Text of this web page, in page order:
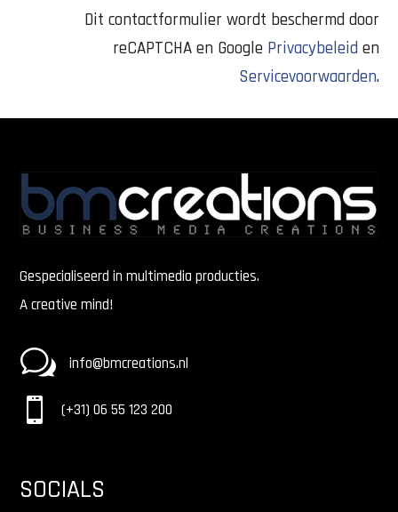
Dit contactformulier wordt beschermd door
reCAPTCHA en Google Privacybeleid en
Servicevoorwaarden.
Gespecialiseerd in multimedia producties.
A creative mind!
w info@bmcreations.nl
 (+31) 06 55 123 200
SOCIALS